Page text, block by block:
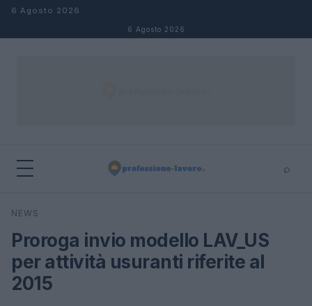
Salta al contenuto
6 Agosto 2026
6 Agosto 2026
⌕
Cerca
NEWS
Proroga invio modello LAV_US
per attività usuranti riferite al
2015